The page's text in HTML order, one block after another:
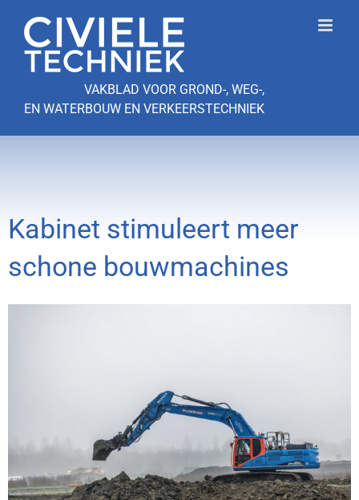
naar
inhoud
VAKBLAD VOOR GROND-, WEG-,
EN WATERBOUW EN VERKEERSTECHNIEK
Kabinet stimuleert meer
schone bouwmachines